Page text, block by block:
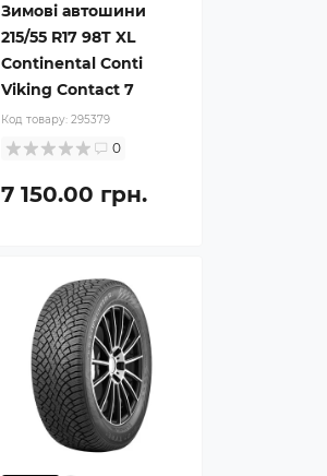
Зимові автошини
215/55 R17 98T XL
Continental Conti
Viking Contact 7
Код товару:295379
0
7 150.00 грн.